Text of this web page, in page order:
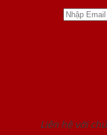
Liên hệ với